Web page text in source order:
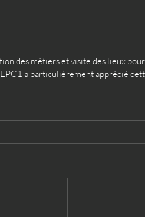
des métiers et visite des lieux
a particulièrement apprécié